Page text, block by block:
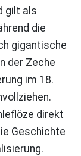
gilt als
die
gigantische
der Zeche
im 18.
direkt
Geschichte